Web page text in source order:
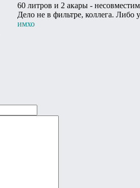
60 литров и 2 акары -
Дело не в фильтре, коллега. Либо
имхо